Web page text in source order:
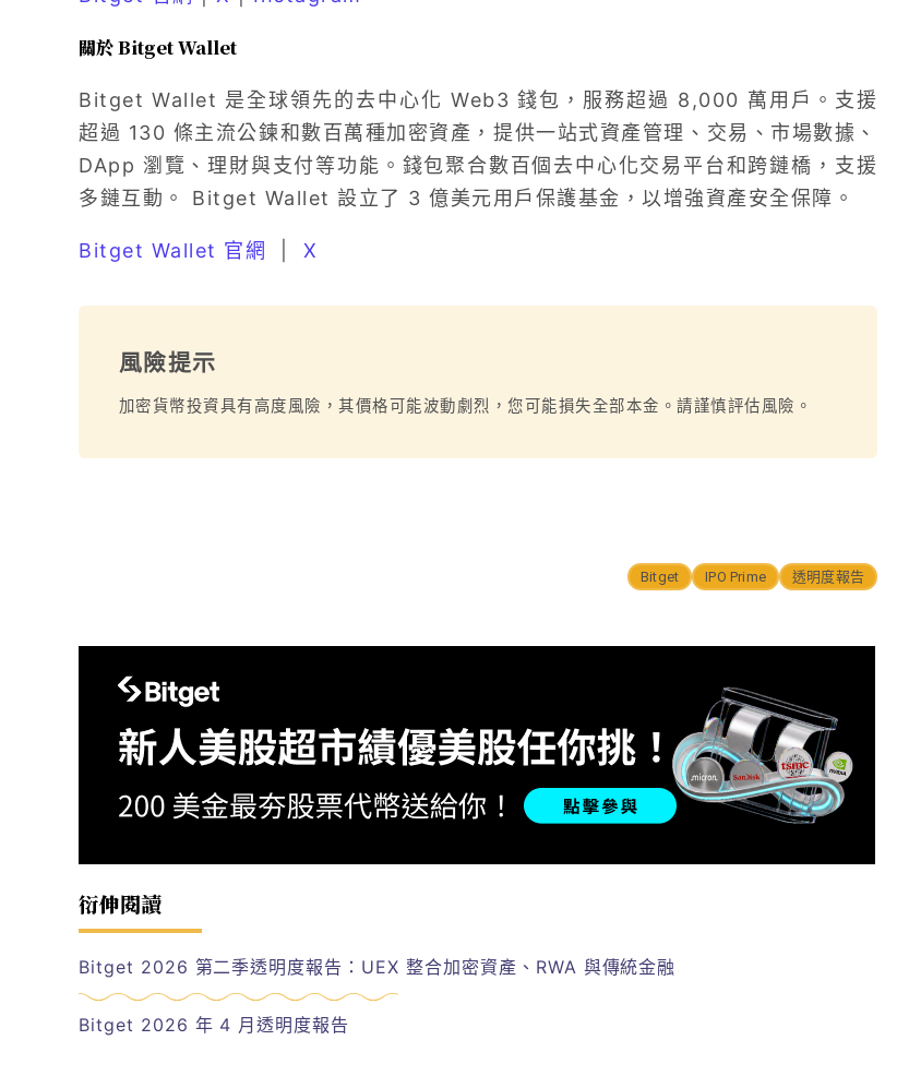
關於 Bitget Wallet
Bitget Wallet 是全球領先的去中心化 Web3 錢包，服務超過 8,000 萬用戶。支援
超過 130 條主流公鍊和數百萬種加密資產，提供一站式資產管理、交易、市場數據、
DApp 瀏覽、理財與支付等功能。錢包聚合數百個去中心化交易平台和跨鏈橋，支援
多鏈互動。 Bitget Wallet 設立了 3 億美元用戶保護基金，以增強資產安全保障。
Bitget Wallet 官網 X
風險提示
加密貨幣投資具有高度風險，其價格可能波動劇烈，您可能損失全部本金。請謹慎評估風險。
Bitget IPO Prime 透明度報告
衍伸閱讀
Bitget 2026 第二季透明度報告：UEX 整合加密資產、RWA 與傳統金融
Bitget 2026 年 4 月透明度報告